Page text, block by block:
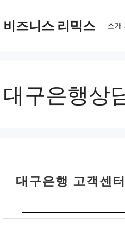
비즈니스 리믹스 소개
대구은행상
대구은행 고객센